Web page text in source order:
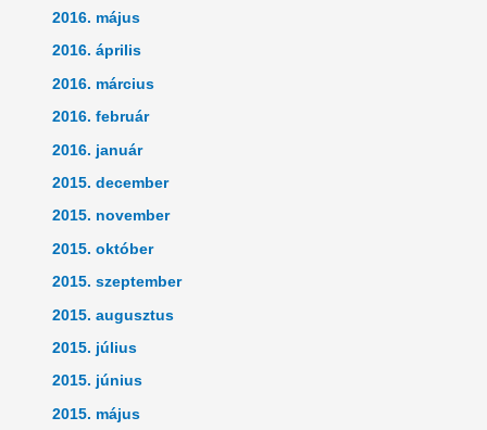
2016. május
2016. április
2016. március
2016. február
2016. január
2015. december
2015. november
2015. október
2015. szeptember
2015. augusztus
2015. július
2015. június
2015. május